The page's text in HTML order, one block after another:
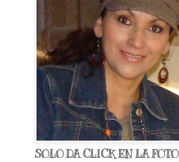
SOLO DA CLICK EN LA FOTO